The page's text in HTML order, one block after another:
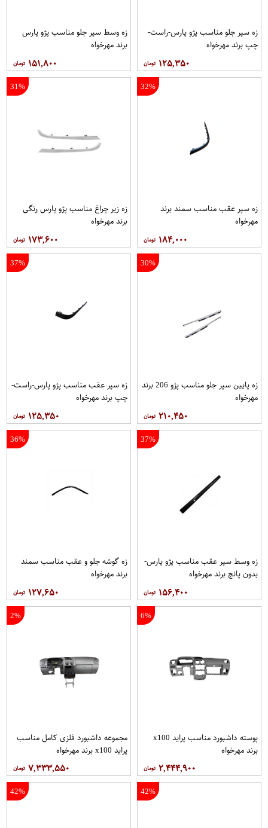
زه سپر جلو مناسب پژو پارس-راست-
چپ برند مهرخواه
۱۲۵,۳۵۰
زه وسط سپر جلو مناسب پژو پارس
برند مهرخواه
۱۵۱,۸۰۰
32%
زه سپر عقب مناسب سمند برند
مهرخواه
۱۸۴,۰۰۰
31%
زه زیر چراغ مناسب پژو پارس رنگی
برند مهرخواه
۱۷۳,۶۰۰
30%
زه پایین سپر جلو مناسب پژو 206 برند
مهرخواه
۲۱۰,۴۵۰
37%
زه سپر عقب مناسب پژو پارس-راست-
چپ برند مهرخواه
۱۲۵,۳۵۰
37%
زه وسط سپر عقب مناسب پژو پارس-
بدون پانج برند مهرخواه
۱۵۶,۴۰۰
36%
زه گوشه جلو و عقب مناسب سمند
برند مهرخواه
۱۲۷,۶۵۰
6%
پوسته داشبورد مناسب پراید x100
برند مهرخواه
۲,۴۴۴,۹۰۰
2%
مجموعه داشبورد فلزی كامل مناسب
پراید x100 برند مهرخواه
۷,۳۳۳,۵۵۰
42%
42%